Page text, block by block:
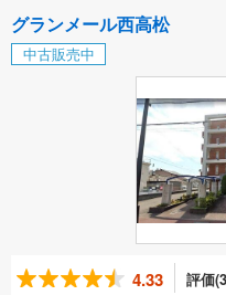
グランメール西高松
中古販売中
4.33 評価